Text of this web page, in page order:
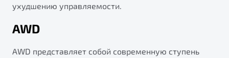
ухудшению управляемости.
AWD
AWD представляет собой современную ступень